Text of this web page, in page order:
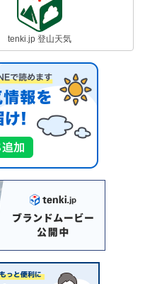
tenki.jp 登山天気